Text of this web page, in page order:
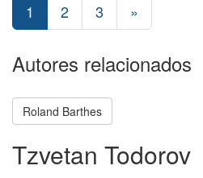
1 2 3 »
Autores relacionados
Roland Barthes
Tzvetan Todorov